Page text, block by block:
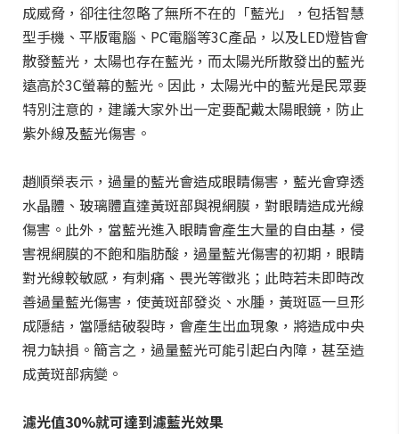
成威脅，卻往往忽略了無所不在的「藍光」，包括智慧
型手機、平版電腦、PC電腦等3C產品，以及LED燈皆會
散發藍光，太陽也存在藍光，而太陽光所散發出的藍光
遠高於3C螢幕的藍光。因此，太陽光中的藍光是民眾要
特別注意的，建議大家外出一定要配戴太陽眼鏡，防止
紫外線及藍光傷害。
趙順榮表示，過量的藍光會造成眼睛傷害，藍光會穿透
水晶體、玻璃體直達黃斑部與視網膜，對眼睛造成光線
傷害。此外，當藍光進入眼睛會產生大量的自由基，侵
害視網膜的不飽和脂肪酸，過量藍光傷害的初期，眼睛
對光線較敏感，有刺痛、畏光等徵兆；此時若未即時改
善過量藍光傷害，使黃斑部發炎、水腫，黃斑區一旦形
成隱結，當隱結破裂時，會產生出血現象，將造成中央
視力缺損。簡言之，過量藍光可能引起白內障，甚至造
成黃斑部病變。
濾光值30%就可達到濾藍光效果